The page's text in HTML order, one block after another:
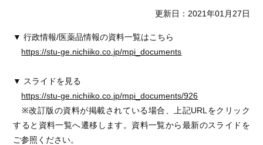
更新日：2021年01月27日
▼ 行政情報/医薬品情報の資料一覧はこちら
https://stu-ge.nichiiko.co.jp/mpi_documents
▼ スライドを見る
https://stu-ge.nichiiko.co.jp/mpi_documents/926
※改訂版の資料が掲載されている場合、上記URLをクリック
すると資料一覧へ遷移します。資料一覧から最新のスライドを
ご参照ください。